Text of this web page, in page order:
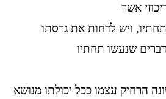
אשר
ויש לדחות את גרסתו
שנעשו תחתיו
הרחיק עצמו ככל יכולתו מנושא